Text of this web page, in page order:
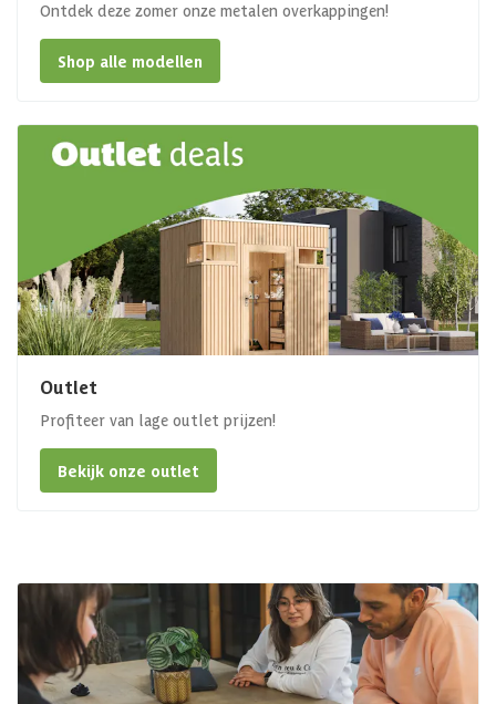
Ontdek deze zomer onze metalen overkappingen!
Shop alle modellen
Outlet
Profiteer van lage outlet prijzen!
Bekijk onze outlet